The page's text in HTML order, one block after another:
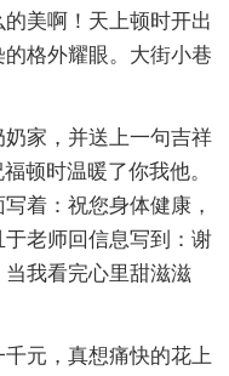
美啊！天上顿时开出
格外耀眼。大街小巷
家，并送上一句吉祥
顿时温暖了你我他。
着：祝您身体健康，
老师回信息写到：谢
我看完心里甜滋滋
元，真想痛快的花上